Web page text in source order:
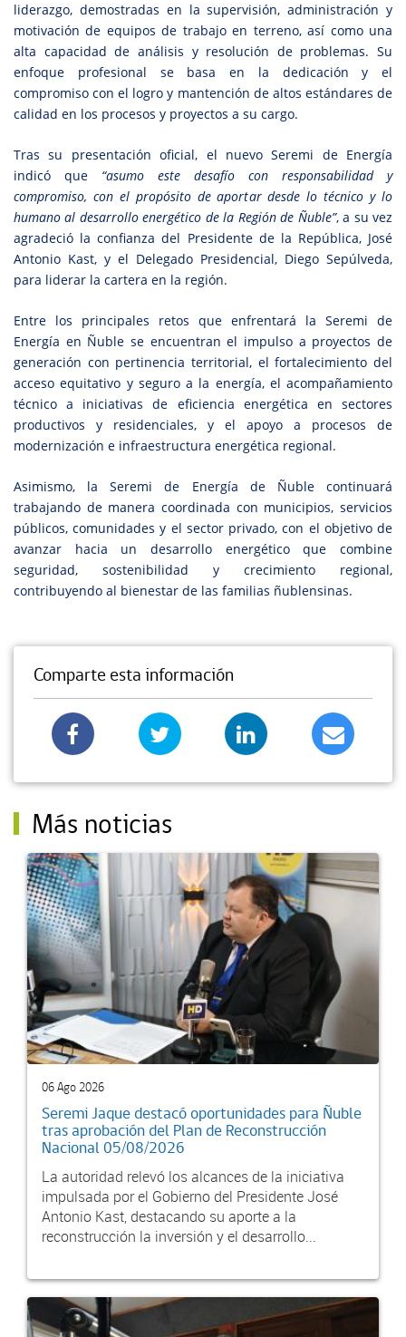
liderazgo, demostradas en la supervisión, administración y
motivación de equipos de trabajo en terreno, así como una
alta capacidad de análisis y resolución de problemas. Su
enfoque profesional se basa en la dedicación y el
compromiso con el logro y mantención de altos estándares de
calidad en los procesos y proyectos a su cargo.
Tras su presentación oficial, el nuevo Seremi de Energía
indicó que “asumo este desafío con responsabilidad y
compromiso, con el propósito de aportar desde lo técnico y lo
humano al desarrollo energético de la Región de Ñuble”, a su vez
agradeció la confianza del Presidente de la República, José
Antonio Kast, y el Delegado Presidencial, Diego Sepúlveda,
para liderar la cartera en la región.
Entre los principales retos que enfrentará la Seremi de
Energía en Ñuble se encuentran el impulso a proyectos de
generación con pertinencia territorial, el fortalecimiento del
acceso equitativo y seguro a la energía, el acompañamiento
técnico a iniciativas de eficiencia energética en sectores
productivos y residenciales, y el apoyo a procesos de
modernización e infraestructura energética regional.
Asimismo, la Seremi de Energía de Ñuble continuará
trabajando de manera coordinada con municipios, servicios
públicos, comunidades y el sector privado, con el objetivo de
avanzar hacia un desarrollo energético que combine
seguridad, sostenibilidad y crecimiento regional,
contribuyendo al bienestar de las familias ñublensinas.
Comparte esta información
Más noticias
06 Ago 2026
Seremi Jaque destacó oportunidades para Ñuble
tras aprobación del Plan de Reconstrucción
Nacional 05/08/2026
La autoridad relevó los alcances de la iniciativa
impulsada por el Gobierno del Presidente José
Antonio Kast, destacando su aporte a la
reconstrucción la inversión y el desarrollo...